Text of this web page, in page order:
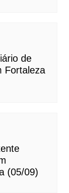
de
Fortaleza
(05/09)